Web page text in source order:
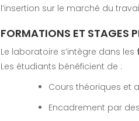
l’insertion sur le marché du
FORMATIONS ET STAGES
Le laboratoire s’intègre dans les
Les étudiants bénéficient de :
Cours théoriques et
Encadrement par